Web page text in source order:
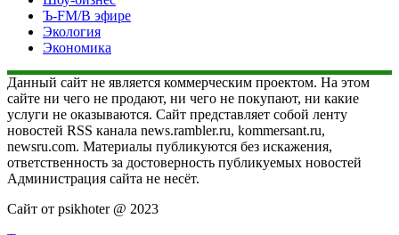
Ъ-FM/В эфире
Экология
Экономика
Данный сайт не является коммерческим проектом. На этом
сайте ни чего не продают, ни чего не покупают, ни какие
услуги не оказываются. Сайт представляет собой ленту
новостей RSS канала news.rambler.ru, kommersant.ru,
newsru.com. Материалы публикуются без искажения,
ответственность за достоверность публикуемых новостей
Администрация сайта не несёт.
Сайт от psikhoter @ 2023